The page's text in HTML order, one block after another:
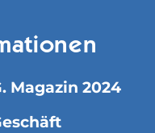
Magazin 2024